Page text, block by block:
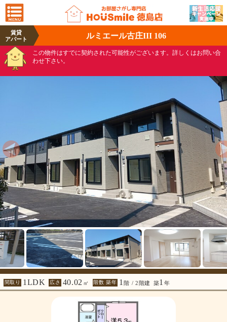
賃貸
アパート
ルミエール古庄III 106
この物件はすでに契約された可能性がございます。詳しくはお問い合
わせ下さい。
間取り 1LDK 広さ 40.02 ㎡ 階数 築年 1 階 / 2階建 築1 年